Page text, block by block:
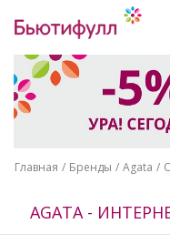
Главная Бренды Agata
AGATA -